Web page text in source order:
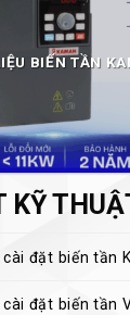
BIẾN TẦN
KỸ
đặt biến tần
cài đặt biến tần